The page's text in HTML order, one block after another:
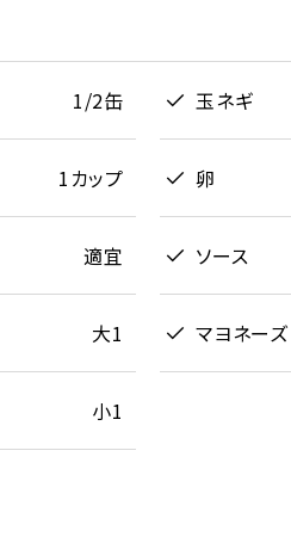
1/2缶 玉ネギ
1カップ 卵
適宜 ソース
大1 マヨネーズ
小1